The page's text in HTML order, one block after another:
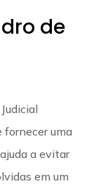
de
fornecer uma
a evitar
em um